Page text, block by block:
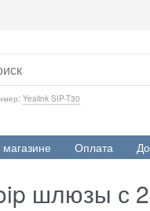
Yealink SIP-T30
Оплата
шлюзы с